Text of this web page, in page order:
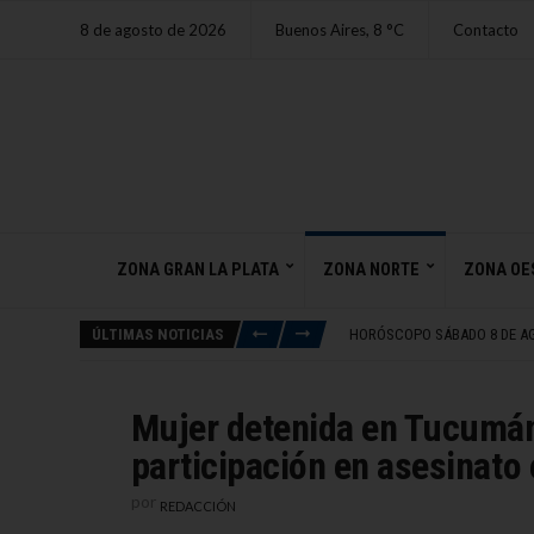
8 de agosto de 2026 Buenos Aires, 8 C Contacto
ZONA GRAN LA PLATA ZONA NORTE ZONA
ÚLTIMAS NOTICIAS
HORÓSCOPO SÁBADO 8 DE
CUATRO SIGNOS CHINOS
FISCALÍA RECHAZÓ PEDIDO
Mujer detenida en
participación en asesinato
REDACCIÓN